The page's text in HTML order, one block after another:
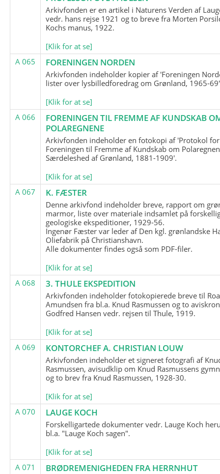
Arkivfonden er en artikel i Naturens Verden af
vedr. hans rejse 1921 og to breve fra Morten
Kochs manus, 1922.
[Klik for at se]
A 065
FORENINGEN NORDEN
Arkivfonden indeholder kopier af 'Foreningen
lister over lysbilledforedrag om Grønland, 1965-
[Klik for at se]
A 066
FORENINGEN TIL FREMME AF KUNDSKAB
POLAREGNENE
Arkivfonden indeholder en fotokopi af 'Protokol for
Foreningen til Fremme af Kundskab om
Særdeleshed af Grønland, 1881-1909'.
[Klik for at se]
A 067
K. FÆSTER
Denne arkivfond indeholder breve, rapport om
marmor, liste over materiale indsamlet på
geologiske ekspeditioner, 1929-56.
Ingenør Fæster var leder af Den kgl. grønlandske
Oliefabrik på Christianshavn.
Alle dokumenter findes også som PDF-filer.
[Klik for at se]
A 068
3. THULE EKSPEDITION
Arkivfonden indeholder fotokopierede breve til
Amundsen fra bl.a. Knud Rasmussen og to
Godfred Hansen vedr. rejsen til Thule, 1919.
[Klik for at se]
A 069
KONTORCHEF A. CHRISTIAN LOUW
Arkivfonden indeholder et signeret fotografi af
Rasmussen, avisudklip om Knud Rasmussens
og to brev fra Knud Rasmussen, 1928-30.
[Klik for at se]
A 070
LAUGE KOCH
Forskelligartede dokumenter vedr. Lauge Koch
bl.a. "Lauge Koch sagen".
[Klik for at se]
A 071
BRØDREMENIGHEDEN FRA HERRNHUT